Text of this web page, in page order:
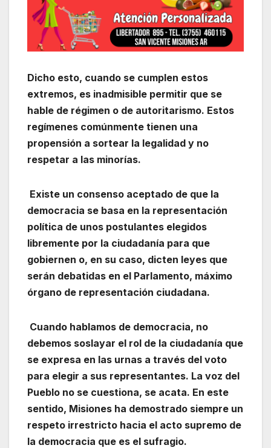
Dicho esto, cuando se cumplen estos
extremos, es inadmisible permitir que se
hable de régimen o de autoritarismo. Estos
regímenes comúnmente tienen una
propensión a sortear la legalidad y no
respetar a las minorías.
Existe un consenso aceptado de que la
democracia se basa en la representación
política de unos postulantes elegidos
libremente por la ciudadanía para que
gobiernen o, en su caso, dicten leyes que
serán debatidas en el Parlamento, máximo
órgano de representación ciudadana.
Cuando hablamos de democracia, no
debemos soslayar el rol de la ciudadanía que
se expresa en las urnas a través del voto
para elegir a sus representantes. La voz del
Pueblo no se cuestiona, se acata. En este
sentido, Misiones ha demostrado siempre un
respeto irrestricto hacia el acto supremo de
la democracia que es el sufragio.